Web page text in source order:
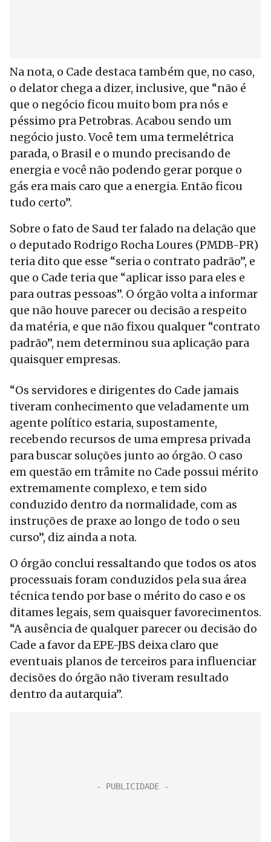
Na nota, o Cade destaca também que, no caso,
o delator chega a dizer, inclusive, que “não é
que o negócio ficou muito bom pra nós e
péssimo pra Petrobras. Acabou sendo um
negócio justo. Você tem uma termelétrica
parada, o Brasil e o mundo precisando de
energia e você não podendo gerar porque o
gás era mais caro que a energia. Então ficou
tudo certo”.
Sobre o fato de Saud ter falado na delação que
o deputado Rodrigo Rocha Loures (PMDB-PR)
teria dito que esse “seria o contrato padrão”, e
que o Cade teria que “aplicar isso para eles e
para outras pessoas”. O órgão volta a informar
que não houve parecer ou decisão a respeito
da matéria, e que não fixou qualquer “contrato
padrão”, nem determinou sua aplicação para
quaisquer empresas.
“Os servidores e dirigentes do Cade jamais
tiveram conhecimento que veladamente um
agente político estaria, supostamente,
recebendo recursos de uma empresa privada
para buscar soluções junto ao órgão. O caso
em questão em trâmite no Cade possui mérito
extremamente complexo, e tem sido
conduzido dentro da normalidade, com as
instruções de praxe ao longo de todo o seu
curso”, diz ainda a nota.
O órgão conclui ressaltando que todos os atos
processuais foram conduzidos pela sua área
técnica tendo por base o mérito do caso e os
ditames legais, sem quaisquer favorecimentos.
“A ausência de qualquer parecer ou decisão do
Cade a favor da EPE-JBS deixa claro que
eventuais planos de terceiros para influenciar
decisões do órgão não tiveram resultado
dentro da autarquia”.